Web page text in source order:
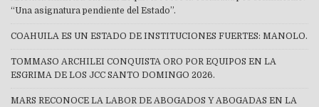
“Una asignatura pendiente del Estado”.
COAHUILA ES UN ESTADO DE INSTITUCIONES FUERTES: MANOLO.
TOMMASO ARCHILEI CONQUISTA ORO POR EQUIPOS EN LA
ESGRIMA DE LOS JCC SANTO DOMINGO 2026.
MARS RECONOCE LA LABOR DE ABOGADOS Y ABOGADAS EN LA